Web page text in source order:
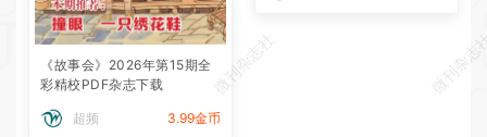
《故事会》2026年第15期全
彩精校PDF杂志下载
超频 3.99金币
微刊杂志社
微刊杂